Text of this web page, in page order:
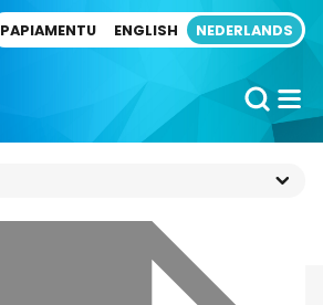
PAPIAMENTU ENGLISH NEDERLANDS